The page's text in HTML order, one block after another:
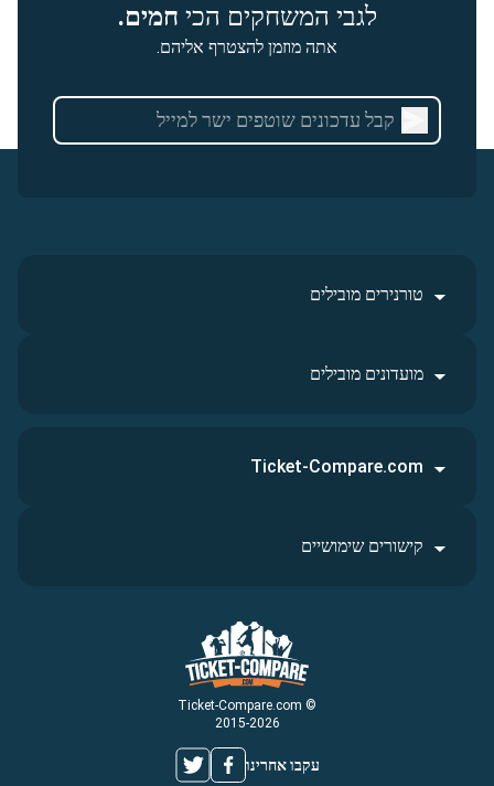
לגבי המשחקים הכי חמים.
אתה מוזמן להצטרף אליהם.
טורנירים מובילים
מועדונים מובילים
© Ticket-Compare.com
2015-2026
עקבו אחרינו
Ticket-Compare.com
קישורים שימושיים